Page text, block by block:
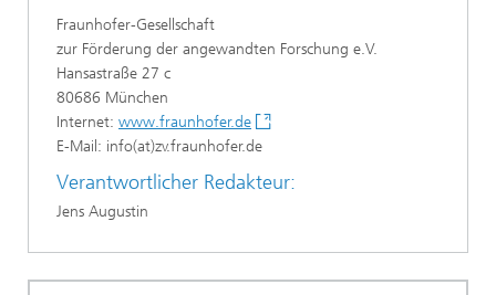
Fraunhofer-Gesellschaft
zur Förderung der angewandten Forschung e.V.
Hansastraße 27 c
80686 München
Internet: www.fraunhofer.de
E-Mail: info(at)zv.fraunhofer.de
Verantwortlicher Redakteur:
Jens Augustin